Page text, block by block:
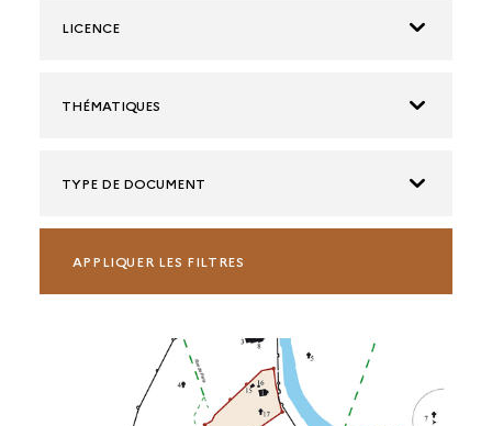
LICENCE
THÉMATIQUES
TYPE DE DOCUMENT